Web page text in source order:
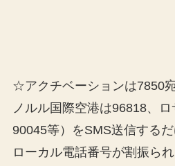
☆アクチベーションは7850
ノルル国際空港は96818、
90045等）をSMS送信する
ローカル電話番号が割振られ